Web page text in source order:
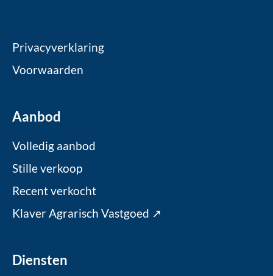
Privacyverklaring
Voorwaarden
Aanbod
Volledig aanbod
Stille verkoop
Recent verkocht
Klaver Agrarisch Vastgoed ↗
Diensten